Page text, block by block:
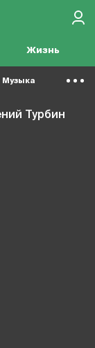
Жизнь
Музыка
Турбин